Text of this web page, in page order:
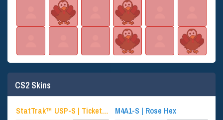
CS2 Skins
StatTrak™ USP-S | Ticket to Hell M4A1-S | Rose Hex